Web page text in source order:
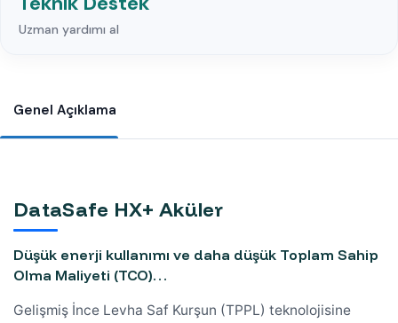
Uzman yardımı al
Genel Açıklama
DataSafe HX+ Aküler
Düşük enerji kullanımı ve daha düşük Toplam Sahip
Olma Maliyeti (TCO)…
Gelişmiş İnce Levha Saf Kurşun (TPPL) teknolojisine